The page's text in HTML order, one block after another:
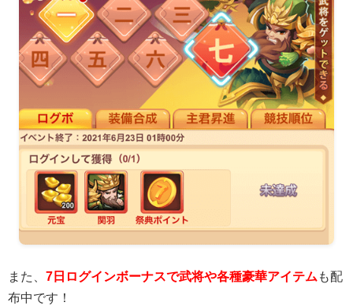
また、 7日ログインボーナスで武将や各種豪華アイテム も配
布中です！